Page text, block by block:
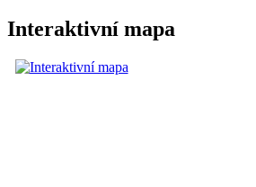
Interaktivní mapa